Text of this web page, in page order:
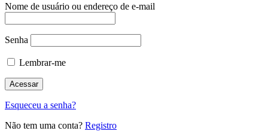
Nome de usuário ou endereço de e-mail
Senha
Lembrar-me
Esqueceu a senha?
Não tem uma conta? Registro